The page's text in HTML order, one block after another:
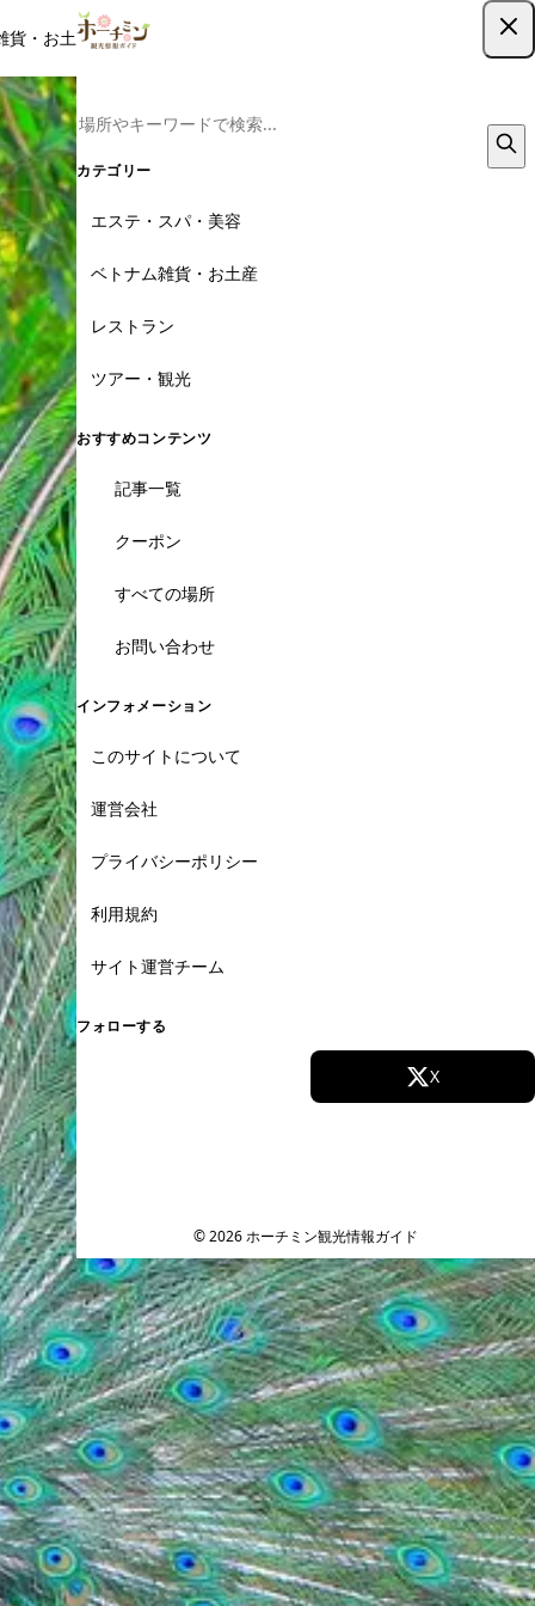
貨・お土産レストラン
カテゴリー
エステ・スパ・美容
ベトナム雑貨・お土産
レストラン
ツアー・観光
おすすめコンテンツ
記事一覧
クーポン
すべての場所
お問い合わせ
インフォメーション
このサイトについて
運営会社
プライバシーポリシー
利用規約
サイト運営チーム
フォローする
X
© 2026 ホーチミン観光情報ガイド